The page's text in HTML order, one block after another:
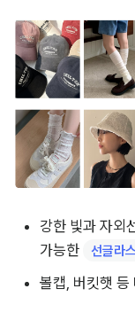
강한 빛과 자외
가능한
선글라스
볼캡, 버킷햇 등